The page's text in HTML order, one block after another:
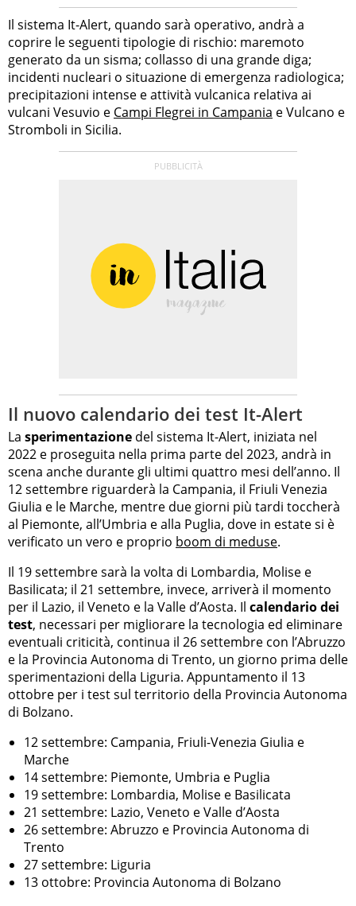
Il sistema It-Alert, quando sarà operativo, andrà a
coprire le seguenti tipologie di rischio: maremoto
generato da un sisma; collasso di una grande diga;
incidenti nucleari o situazione di emergenza radiologica;
precipitazioni intense e attività vulcanica relativa ai
vulcani Vesuvio e Campi Flegrei in Campania e Vulcano e
Stromboli in Sicilia.
Il nuovo calendario dei test It-Alert
La sperimentazione del sistema It-Alert, iniziata nel
2022 e proseguita nella prima parte del 2023, andrà in
scena anche durante gli ultimi quattro mesi dell’anno. Il
12 settembre riguarderà la Campania, il Friuli Venezia
Giulia e le Marche, mentre due giorni più tardi toccherà
al Piemonte, all’Umbria e alla Puglia, dove in estate si è
verificato un vero e proprio boom di meduse.
Il 19 settembre sarà la volta di Lombardia, Molise e
Basilicata; il 21 settembre, invece, arriverà il momento
per il Lazio, il Veneto e la Valle d’Aosta. Il calendario dei
test, necessari per migliorare la tecnologia ed eliminare
eventuali criticità, continua il 26 settembre con l’Abruzzo
e la Provincia Autonoma di Trento, un giorno prima delle
sperimentazioni della Liguria. Appuntamento il 13
ottobre per i test sul territorio della Provincia Autonoma
di Bolzano.
12 settembre: Campania, Friuli-Venezia Giulia e
Marche
14 settembre: Piemonte, Umbria e Puglia
19 settembre: Lombardia, Molise e Basilicata
21 settembre: Lazio, Veneto e Valle d’Aosta
26 settembre: Abruzzo e Provincia Autonoma di
Trento
27 settembre: Liguria
13 ottobre: Provincia Autonoma di Bolzano